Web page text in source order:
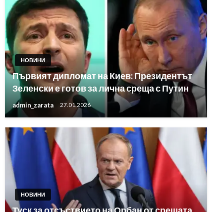
НОВИНИ
Първият дипломат на Киев: Президентът
Зеленски е готов за лична среща с Путин
admin_zarata 27.01.2026
НОВИНИ